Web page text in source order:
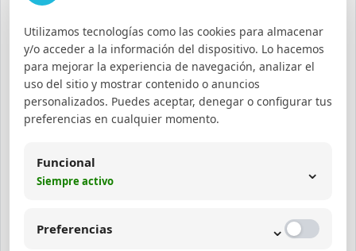
Laoptimización de footerimplica análisis
constantes de métricas como clics, tasa de rebote
y conversiones. Se recomienda usar herramientas
analíticas para identificar qué enlaces o elementos
resultados.
como el uso de microinteracciones y feedback
Utilizamos tecnologías como las cookies para almacenar
y/o acceder a la información del dispositivo. Lo hacemos
para mejorar la experiencia de navegación, analizar el
uso del sitio y mostrar contenido o anuncios
personalizados. Puedes aceptar, denegar o configurar tus
preferencias en cualquier momento.
Funcional
Siempre activo ⌄
Preferencias ⌄